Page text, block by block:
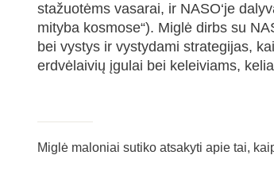
stažuotėms vasarai, ir NASO‘je
mityba kosmose“). Miglė dirbs su
bei vystys ir vystydami strategijas,
erdvėlaivių įgulai bei keleiviams,
Miglė maloniai sutiko atsakyti apie tai,